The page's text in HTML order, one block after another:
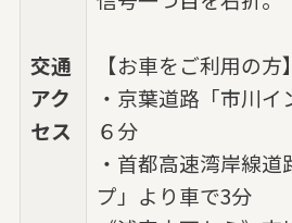
交通
アク
セス
【お車をご利用の方】
・京葉道路「市川
６分
・首都高速湾岸線
プ」より車で3分